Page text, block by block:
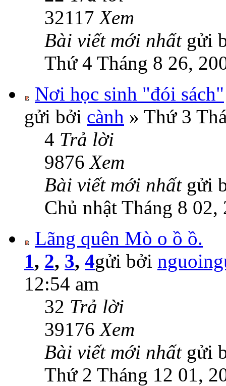
32117Xem
Bài viết mới nhất gửi
Thứ 4 Tháng 8 26,
Nơi học sinh "đói sách"
gửi bởi cành » Thứ 3
4 Trả lời
9876Xem
Bài viết mới nhất gửi
Chủ nhật Tháng 8 02,
Lãng quên Mò o ồ ồ.
1, 2, 3, 4gửi bởi
12:54 am
32 Trả lời
39176Xem
Bài viết mới nhất gửi
Thứ 2 Tháng 12 01,